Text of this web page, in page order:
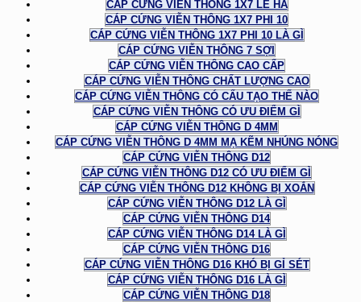
CÁP CỨNG VIỄN THÔNG 1X7 LÊ HÀ
CÁP CỨNG VIỄN THÔNG 1X7 PHI 10
CÁP CỨNG VIỄN THÔNG 1X7 PHI 10 LÀ GÌ
CÁP CỨNG VIỄN THÔNG 7 SỢI
CÁP CỨNG VIỄN THÔNG CAO CẤP
CÁP CỨNG VIỄN THÔNG CHẤT LƯỢNG CAO
CÁP CỨNG VIỄN THÔNG CÓ CẤU TẠO THẾ NÀO
CÁP CỨNG VIỄN THÔNG CÓ ƯU ĐIỂM GÌ
CÁP CỨNG VIỄN THÔNG D 4MM
CÁP CỨNG VIỄN THÔNG D 4MM MẠ KẼM NHÚNG NÓNG
CÁP CỨNG VIỄN THÔNG D12
CÁP CỨNG VIỄN THÔNG D12 CÓ ƯU ĐIỂM GÌ
CÁP CỨNG VIỄN THÔNG D12 KHÔNG BỊ XOẮN
CÁP CỨNG VIỄN THÔNG D12 LÀ GÌ
CÁP CỨNG VIỄN THÔNG D14
CÁP CỨNG VIỄN THÔNG D14 LÀ GÌ
CÁP CỨNG VIỄN THÔNG D16
CÁP CỨNG VIỄN THÔNG D16 KHÓ BỊ GỈ SÉT
CÁP CỨNG VIỄN THÔNG D16 LÀ GÌ
CÁP CỨNG VIỄN THÔNG D18